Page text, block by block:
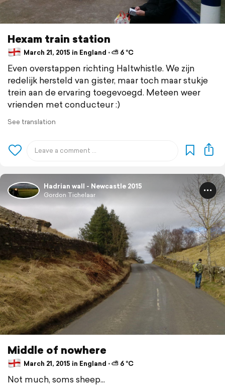
Hexam train station
March 21, 2015 in England ⋅ ⛅ 6 °C
Even overstappen richting Haltwhistle. We zijn
redelijk hersteld van gister, maar toch maar stukje
trein aan de ervaring toegevoegd. Meteen weer
vrienden met conducteur :)
See translation
Hadrian wall - Newcastle 2015
Gordon Tichelaar
Middle of nowhere
March 21, 2015 in England ⋅ ⛅ 6 °C
Not much, soms sheep...